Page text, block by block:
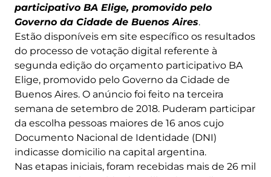
participativo BA Elige, promovido pelo
Governo da Cidade de Buenos Aires.
Estão disponíveis em site específico os resultados
do processo de votação digital referente à
segunda edição do orçamento participativo BA
Elige, promovido pelo Governo da Cidade de
Buenos Aires. O anúncio foi feito na terceira
semana de setembro de 2018. Puderam participar
da escolha pessoas maiores de 16 anos cujo
Documento Nacional de Identidade (DNI)
indicasse domicilio na capital argentina.
Nas etapas iniciais, foram recebidas mais de 26 mil